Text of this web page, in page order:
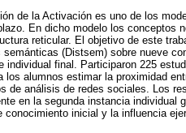
de la Activación es uno de los
En dicho modelo los conceptos
reticular. El objetivo de este
(Distsem) sobre nueve
final. Participaron 225
los alumnos estimar la proximidad
de análisis de redes sociales. Los
en la segunda instancia individual
conocimiento inicial y la influencia